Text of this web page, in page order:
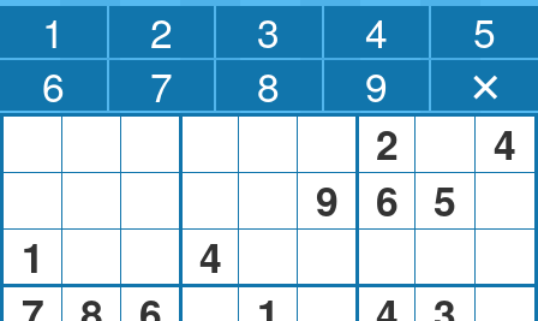
1 2 3 4
5
6
7 8 9 ✕
2
4
9
6
5
1
4